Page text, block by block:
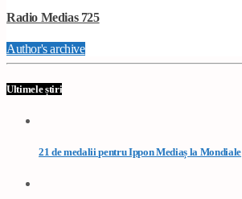
Radio Medias 725
Author's archive
Ultimele știri
21 de medalii pentru Ippon Mediaș la Mondiale